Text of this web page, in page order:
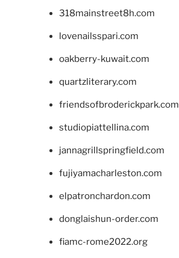
318mainstreet8h.com
lovenailsspari.com
oakberry-kuwait.com
quartzliterary.com
friendsofbroderickpark.com
studiopiattellina.com
jannagrillspringfield.com
fujiyamacharleston.com
elpatronchardon.com
donglaishun-order.com
fiamc-rome2022.org